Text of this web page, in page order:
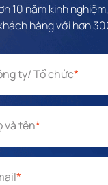
10 năm kinh
hàng với hơn
ty/ Tổ chức*
và tên*
*